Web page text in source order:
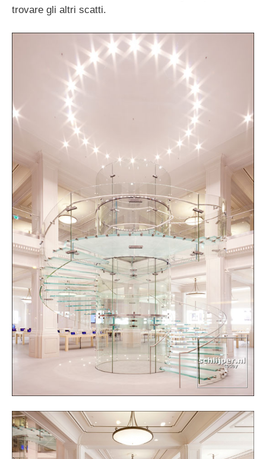
trovare gli altri scatti.